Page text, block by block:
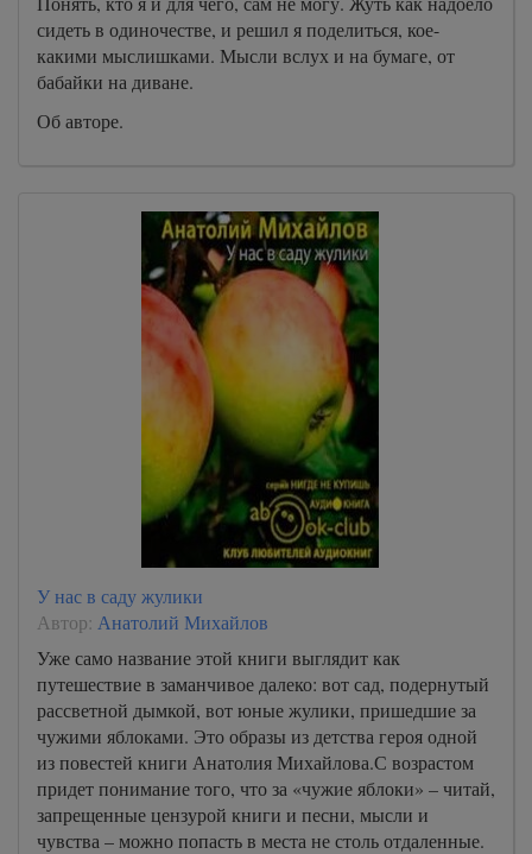
сидеть в одиночестве, и решил я поделиться, кое-
какими мыслишками. Мысли вслух и на бумаге, от
бабайки на диване.
Об авторе.
У нас в саду жулики
Автор: Анатолий Михайлов
Уже само название этой книги выглядит как
путешествие в заманчивое далеко: вот сад, подернутый
рассветной дымкой, вот юные жулики, пришедшие за
чужими яблоками. Это образы из детства героя одной
из повестей книги Анатолия Михайлова.С возрастом
придет понимание того, что за «чужие яблоки» – читай,
запрещенные цензурой книги и песни, мысли и
чувства – можно попасть в места не столь отдаленные.